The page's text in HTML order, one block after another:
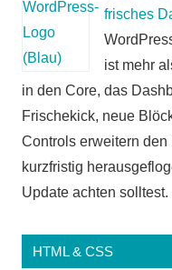
frisches
ist mehr
in den Core, das
Frischekick, neue
Controls erweitern den
kurzfristig
Update achten solltest.
HTML & CSS